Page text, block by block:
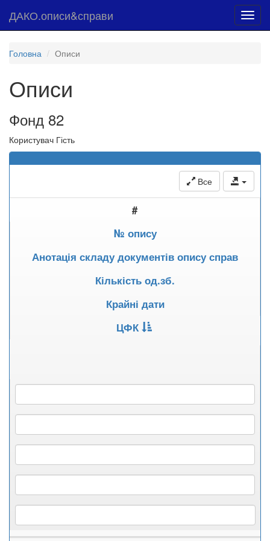
ДАКО.описи&справи
Головна Описи
Описи
Фонд 82
Користувач Гість
Все
#
№ опису
Анотація складу документів опису справ
Кількість од.зб.
Крайні дати
ЦФК